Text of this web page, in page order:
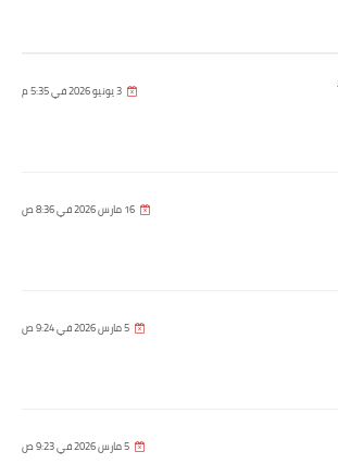
3 يونيو 2026 في 5:35 م
16 مارس 2026 في 8:36 ص
5 مارس 2026 في 9:24 ص
5 مارس 2026 في 9:23 ص